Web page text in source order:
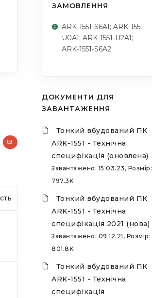
ЗАМОВЛЕННЯ
ARK-1551-S6A1; ARK-1551-
U0A1; ARK-1551-U2A1;
ARK-1551-S6A2
ДОКУМЕНТИ ДЛЯ
ЗАВАНТАЖЕННЯ
Тонкий вбудований ПК
ARK-1551 - Технічна
специфікація (оновлена)
Завантажено: 15.03.23, Розмір:
797.3K
Тонкий вбудований ПК
ARK-1551 - Технічна
специфікація 2021 (нова)
Завантажено: 09.12.21, Розмір:
801.8K
Тонкий вбудований ПК
ARK-1551 - Технічна
специфікація